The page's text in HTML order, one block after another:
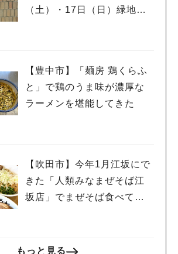
（土）・17日（日）緑地公
【豊中市】「麺房 鶏くらふ
と」で鶏のうま味が濃厚な
ラーメンを堪能してきた
【吹田市】今年1月江坂にで
きた「人類みなまぜそば江
坂店」でまぜそば食べてき
もっと見る